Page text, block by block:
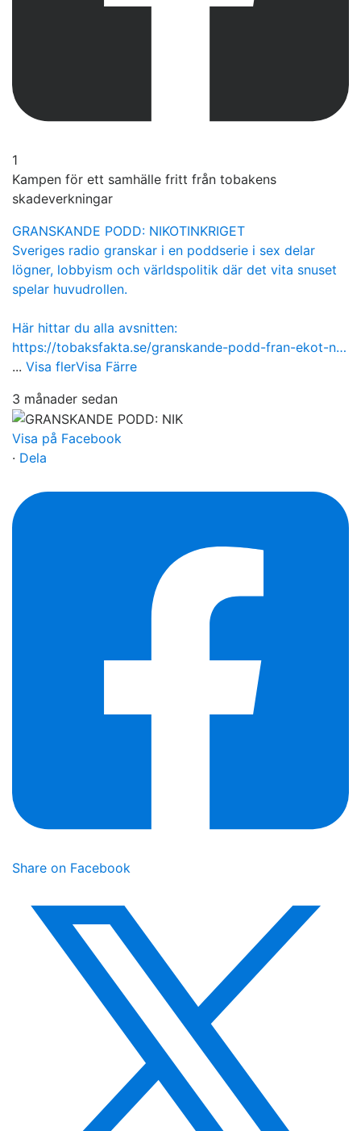
1
Kampen för ett samhälle fritt från tobakens
skadeverkningar
GRANSKANDE PODD: NIKOTINKRIGET
Sveriges radio granskar i en poddserie i sex delar
lögner, lobbyism och världspolitik där det vita snuset
spelar huvudrollen.
Här hittar du alla avsnitten:
https://tobaksfakta.se/granskande-podd-fran-ekot-n…
... Visa flerVisa Färre
3 månader sedan
Visa på Facebook
· Dela
Share on Facebook